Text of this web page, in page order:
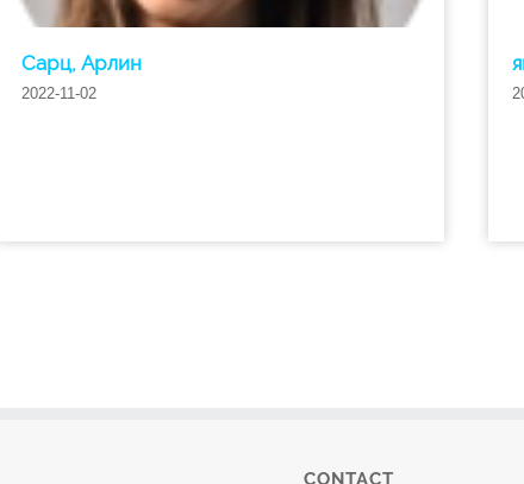
Сарц, Арлин
2022-11-02
CONTACT